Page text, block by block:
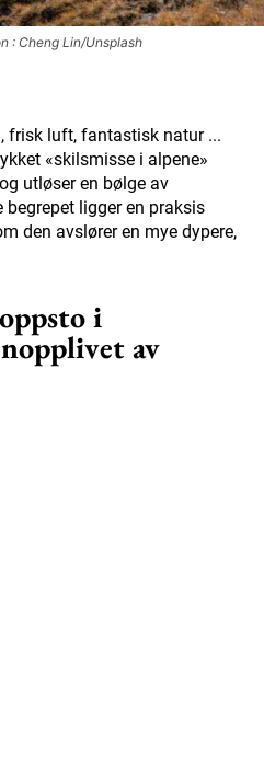
: Cheng Lin/Unsplash
frisk luft, fantastisk natur ...
«skilsmisse i alpene»
utløser en bølge av
ligger en praksis
den avslører en mye dypere,
i
av